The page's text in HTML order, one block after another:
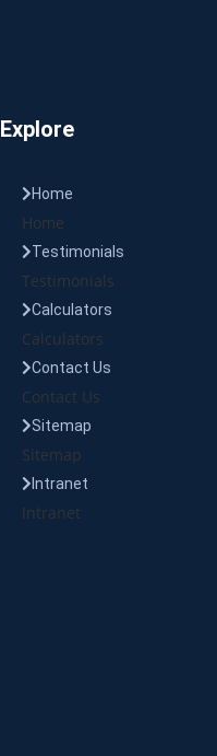
Explore
Home
Home
Testimonials
Testimonials
Calculators
Calculators
Contact Us
Contact Us
Sitemap
Sitemap
Intranet
Intranet